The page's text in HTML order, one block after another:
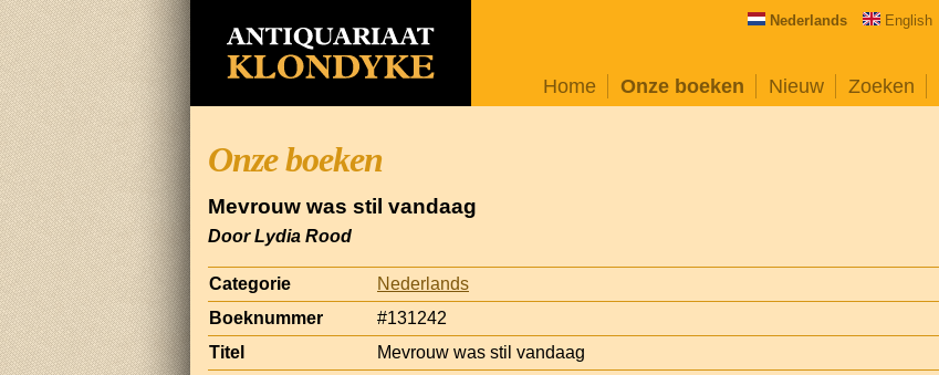
Nederlands English
Home Onze boeken Nieuw Zoeken
Onze boeken
Mevrouw was stil vandaag
Door Lydia Rood
Categorie
Nederlands
Boeknummer
#131242
Titel
Mevrouw was stil vandaag